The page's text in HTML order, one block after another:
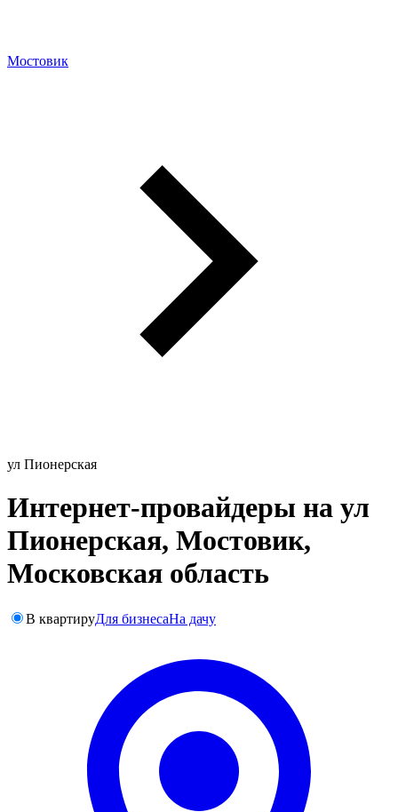
Мостовик
ул Пионерская
Интернет-провайдеры на ул
Пионерская, Мостовик,
Московская область
В квартируДля бизнесаНа дачу